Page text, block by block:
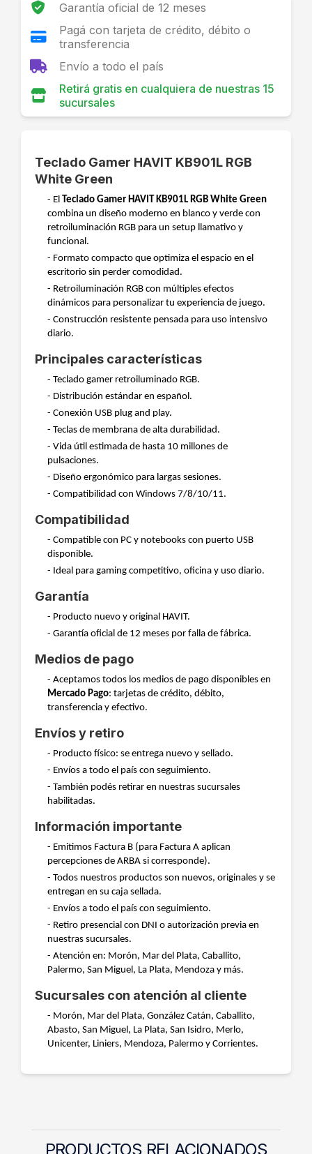
Garantía oficial de 12 meses
Pagá con tarjeta de crédito, débito o
transferencia
Envío a todo el país
Retirá gratis en cualquiera de nuestras 15
sucursales
Teclado Gamer HAVIT KB901L RGB
White Green
- El Teclado Gamer HAVIT KB901L RGB White Green
combina un diseño moderno en blanco y verde con
retroiluminación RGB para un setup llamativo y
funcional.
- Formato compacto que optimiza el espacio en el
escritorio sin perder comodidad.
- Retroiluminación RGB con múltiples efectos
dinámicos para personalizar tu experiencia de juego.
- Construcción resistente pensada para uso intensivo
diario.
Principales características
- Teclado gamer retroiluminado RGB.
- Distribución estándar en español.
- Conexión USB plug and play.
- Teclas de membrana de alta durabilidad.
- Vida útil estimada de hasta 10 millones de
pulsaciones.
- Diseño ergonómico para largas sesiones.
- Compatibilidad con Windows 7/8/10/11.
Compatibilidad
- Compatible con PC y notebooks con puerto USB
disponible.
- Ideal para gaming competitivo, oficina y uso diario.
Garantía
- Producto nuevo y original HAVIT.
- Garantía oficial de 12 meses por falla de fábrica.
Medios de pago
- Aceptamos todos los medios de pago disponibles en
Mercado Pago: tarjetas de crédito, débito,
transferencia y efectivo.
Envíos y retiro
- Producto físico: se entrega nuevo y sellado.
- Envíos a todo el país con seguimiento.
- También podés retirar en nuestras sucursales
habilitadas.
Información importante
- Emitimos Factura B (para Factura A aplican
percepciones de ARBA si corresponde).
- Todos nuestros productos son nuevos, originales y se
entregan en su caja sellada.
- Envíos a todo el país con seguimiento.
- Retiro presencial con DNI o autorización previa en
nuestras sucursales.
- Atención en: Morón, Mar del Plata, Caballito,
Palermo, San Miguel, La Plata, Mendoza y más.
Sucursales con atención al cliente
- Morón, Mar del Plata, González Catán, Caballito,
Abasto, San Miguel, La Plata, San Isidro, Merlo,
Unicenter, Liniers, Mendoza, Palermo y Corrientes.
PRODUCTOS RELACIONADOS